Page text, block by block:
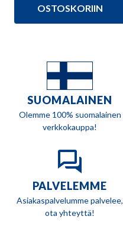
29,90 €.
24,90 €.
OSTOSKORIIN
SUOMALAINEN
Olemme 100% suomalainen
verkkokauppa!
PALVELEMME
Asiakaspalvelumme palvelee,
ota yhteyttä!